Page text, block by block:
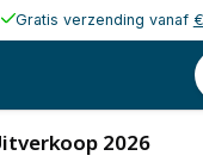
Gratis verzending vanaf
2026